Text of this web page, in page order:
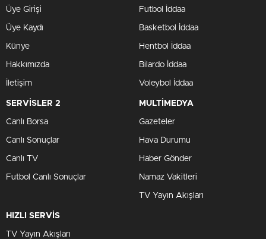
Üye Girişi
Üye Kaydı
Künye
Hakkımızda
İletişim
Futbol İddaa
Basketbol İddaa
Hentbol İddaa
Bilardo İddaa
Voleybol İddaa
SERVİSLER 2
Canlı Borsa
Canlı Sonuçlar
Canlı TV
Futbol Canlı Sonuçlar
MULTİMEDYA
Gazeteler
Hava Durumu
Haber Gönder
Namaz Vakitleri
TV Yayın Akışları
HIZLI SERVİS
TV Yayın Akışları